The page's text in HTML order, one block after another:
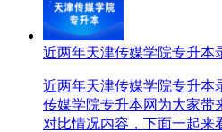
近两年天津传媒学院专升本
近两年天津传媒学院专升本
传媒学院专升本网为大家带
对比情况内容，下面一起来